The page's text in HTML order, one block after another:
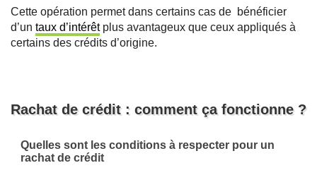
Cette opération permet dans certains cas de bénéficier
d’un taux d’intérêtplus avantageux que ceux appliqués à
certains des crédits d’origine.
Rachat de crédit : comment ça fonctionne ?
Quelles sont les conditions à respecter pour un
rachat de crédit